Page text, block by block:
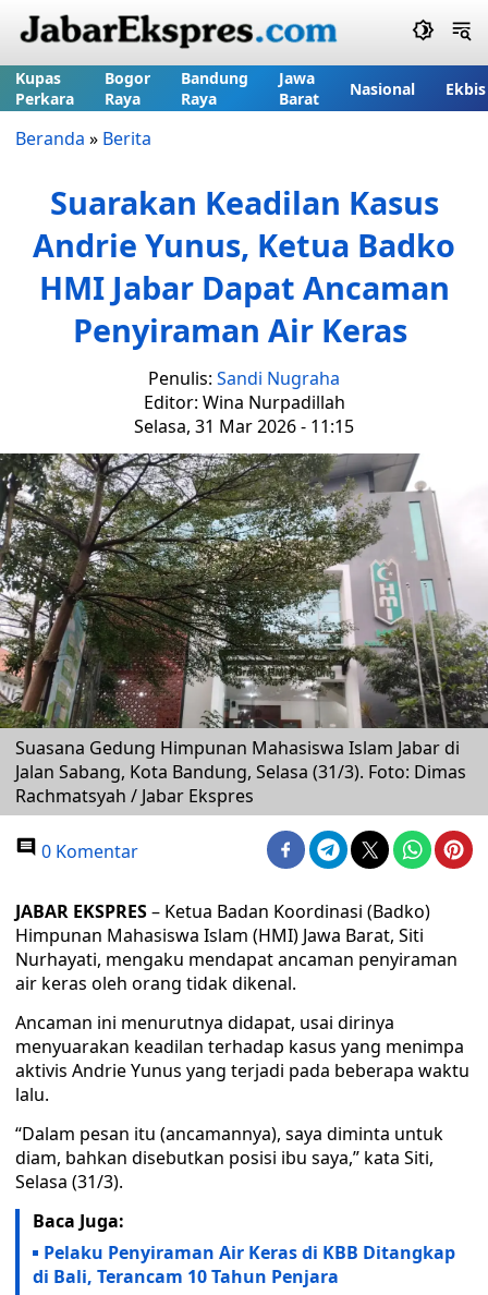
Kupas
Perkara
Bogor
Raya
Bandung
Raya
Jawa
Barat
Nasional Ekbis
Beranda » Berita
Suarakan Keadilan Kasus
Andrie Yunus, Ketua Badko
HMI Jabar Dapat Ancaman
Penyiraman Air Keras
Penulis: Sandi Nugraha
Editor: Wina Nurpadillah
Selasa, 31 Mar 2026 - 11:15
Suasana Gedung Himpunan Mahasiswa Islam Jabar di
Jalan Sabang, Kota Bandung, Selasa (31/3). Foto: Dimas
Rachmatsyah / Jabar Ekspres
0 Komentar
JABAR EKSPRES– Ketua Badan Koordinasi (Badko)
Himpunan Mahasiswa Islam (HMI) Jawa Barat, Siti
Nurhayati, mengaku mendapat ancaman penyiraman
air keras oleh orang tidak dikenal.
Ancaman ini menurutnya didapat, usai dirinya
menyuarakan keadilan terhadap kasus yang menimpa
aktivis Andrie Yunus yang terjadi pada beberapa waktu
lalu.
“Dalam pesan itu (ancamannya), saya diminta untuk
diam, bahkan disebutkan posisi ibu saya,” kata Siti,
Selasa (31/3).
Baca Juga:
Pelaku Penyiraman Air Keras di KBB Ditangkap
di Bali, Terancam 10 Tahun Penjara